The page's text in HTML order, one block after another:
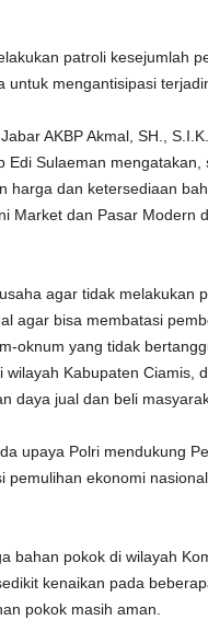
patroli kesejumlah
untuk mengantisipasi
AKBP Akmal, SH.,
Edi Sulaeman
harga dan ketersediaan
Market dan Pasar Modern
agar tidak melakukan
agar bisa membatasi
oknum yang tidak
wilayah Kabupaten Ciamis,
daya jual dan beli
upaya Polri mendukung
pemulihan ekonomi
bahan pokok di wilayah
kenaikan pada
pokok masih aman.